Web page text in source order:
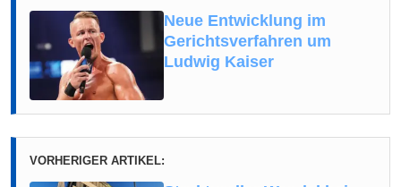
Neue Entwicklung im
Gerichtsverfahren um
Ludwig Kaiser
VORHERIGER ARTIKEL: